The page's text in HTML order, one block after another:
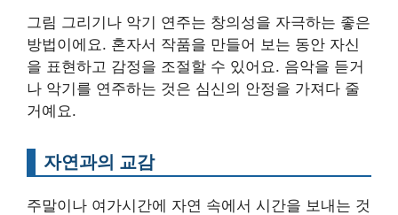
그림 그리기나 악기 연주는 창의성을 자극하는 좋은
방법이에요. 혼자서 작품을 만들어 보는 동안 자신
을 표현하고 감정을 조절할 수 있어요. 음악을 듣거
나 악기를 연주하는 것은 심신의 안정을 가져다 줄
거예요.
자연과의 교감
주말이나 여가시간에 자연 속에서 시간을 보내는 것